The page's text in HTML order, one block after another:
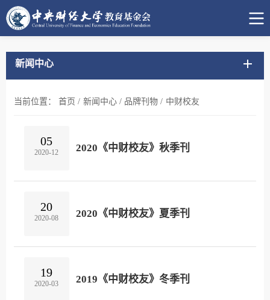
新闻中心
当前位置： 首页 / 新闻中心 / 品牌刊物 / 中财校友
05
2020-12 2020《中财校友》秋季刊
20
2020-08 2020《中财校友》夏季刊
19
2020-03 2019《中财校友》冬季刊